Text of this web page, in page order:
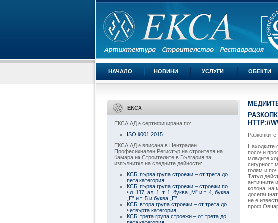
НАЧАЛО НОВИНИ УСЛУГИ ОБЕКТИ
ЕКСА
ЕКСА АД е сертифицирана по:
ISO 9001:2015
ЕКСА АД е вписана в Централен
Професионален Регистър на строителя на
Камара на Строителите в България за
изпълнител на следните дейности:
КСБ: първа група строежи – от трета до
пета категория
КСБ: първа група строежи – строежи по
чл. 137, ал. 1, т. 1, буква „М” и т. 4, буква
„Е” и т. 5 и буква „Е”
КСБ: втора група строежи – от трета до
четвърта категория
КСБ: трета група строежи – от трета до
HTTP://
Находките
посочи
младите
сигурност
голям и
Татул
античните
колона, на
не е